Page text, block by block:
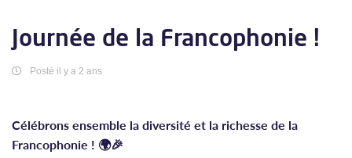
Journée de la Francophonie !
Posté il y a 2 ans
Célébrons ensemble la diversité et la richesse de la
Francophonie ! 🌍🎉